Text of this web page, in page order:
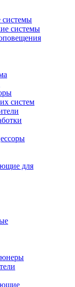
системы
системы
систем
для